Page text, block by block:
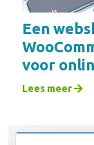
Een
voor
Lees meer